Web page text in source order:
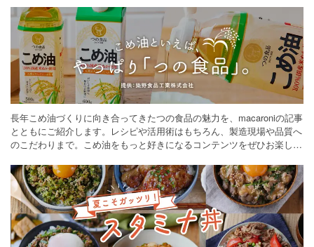
長年こめ油づくりに向き合ってきたつの食品の魅力を、macaroniの記事
とともにご紹介します。レシピや活用術はもちろん、製造現場や品質へ
のこだわりまで。こめ油をもっと好きになるコンテンツをぜひお楽しみ